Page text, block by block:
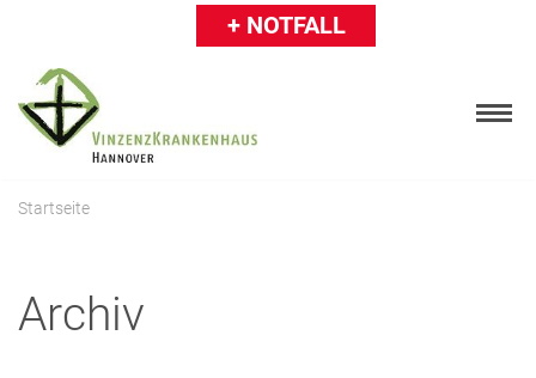
springen
+ NOTFALL
Patienten
Startseite
Archiv